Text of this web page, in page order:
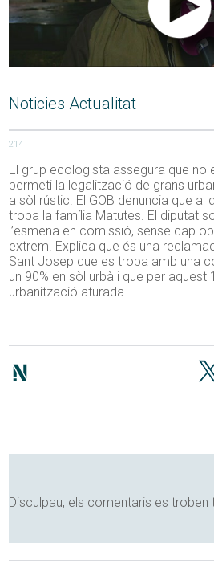
Noticies Actualitat
214
El grup ecologista assegura que no
permeti la legalització de grans
a sòl rústic. El GOB denuncia que al
troba la família Matutes. El diputat
l’esmena en comissió, sense cap
extrem. Explica que és una
Sant Josep que es troba amb una
un 90% en sòl urbà i que per aquest
urbanització aturada.
Disculpau, els comentaris es troben